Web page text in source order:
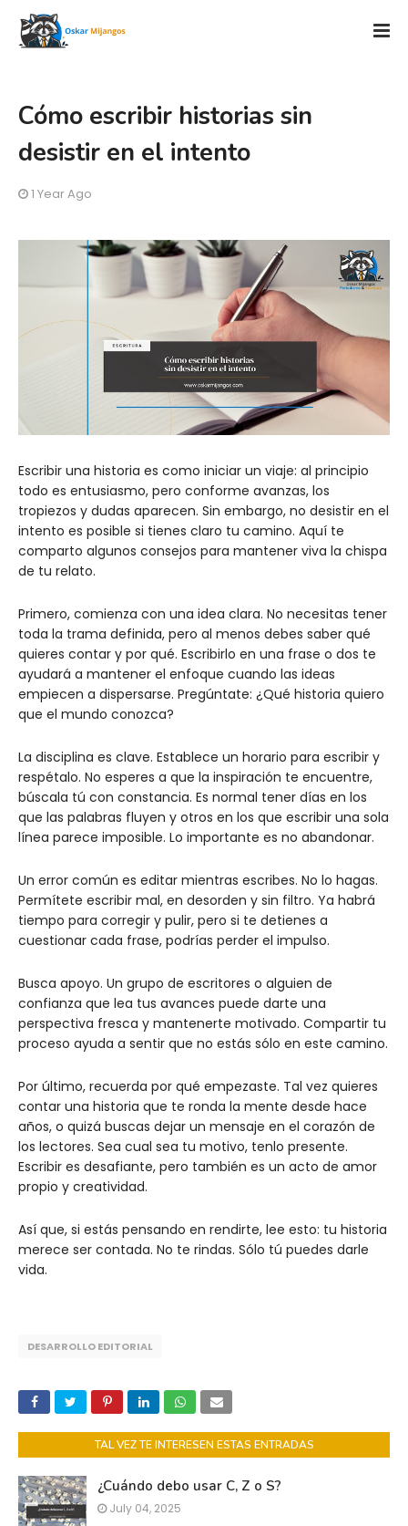
Cómo escribir historias sin
desistir en el intento
1 Year Ago
Escribir una historia es como iniciar un viaje: al principio
todo es entusiasmo, pero conforme avanzas, los
tropiezos y dudas aparecen. Sin embargo, no desistir en el
intento es posible si tienes claro tu camino. Aquí te
comparto algunos consejos para mantener viva la chispa
de tu relato.
Primero, comienza con una idea clara. No necesitas tener
toda la trama definida, pero al menos debes saber qué
quieres contar y por qué. Escribirlo en una frase o dos te
ayudará a mantener el enfoque cuando las ideas
empiecen a dispersarse. Pregúntate: ¿Qué historia quiero
que el mundo conozca?
La disciplina es clave. Establece un horario para escribir y
respétalo. No esperes a que la inspiración te encuentre,
búscala tú con constancia. Es normal tener días en los
que las palabras fluyen y otros en los que escribir una sola
línea parece imposible. Lo importante es no abandonar.
Un error común es editar mientras escribes. No lo hagas.
Permítete escribir mal, en desorden y sin filtro. Ya habrá
tiempo para corregir y pulir, pero si te detienes a
cuestionar cada frase, podrías perder el impulso.
Busca apoyo. Un grupo de escritores o alguien de
confianza que lea tus avances puede darte una
perspectiva fresca y mantenerte motivado. Compartir tu
proceso ayuda a sentir que no estás sólo en este camino.
Por último, recuerda por qué empezaste. Tal vez quieres
contar una historia que te ronda la mente desde hace
años, o quizá buscas dejar un mensaje en el corazón de
los lectores. Sea cual sea tu motivo, tenlo presente.
Escribir es desafiante, pero también es un acto de amor
propio y creatividad.
Así que, si estás pensando en rendirte, lee esto: tu historia
merece ser contada. No te rindas. Sólo tú puedes darle
vida.
DESARROLLO EDITORIAL
TAL VEZ TE INTERESEN ESTAS ENTRADAS
¿Cuándo debo usar C, Z o S?
July 04, 2025